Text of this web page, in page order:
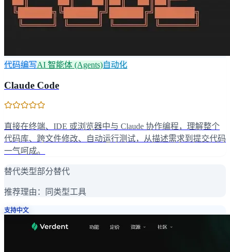
代码编写AI 智能体 (Agents)自动化
Claude Code
直接在终端、IDE 或浏览器中与 Claude 协作编程，理解整个
代码库、跨文件修改、自动运行测试，从描述需求到提交代码
一气呵成。
替代类型部分替代
推荐理由： 同类型工具
支持中文